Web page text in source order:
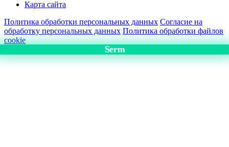
Карта сайта
Политика обработки персональных данных Согласие на
обработку персональных данных Политика обработки файлов
cookie
Serm